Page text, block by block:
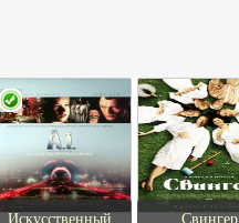
Искусственный Свингер